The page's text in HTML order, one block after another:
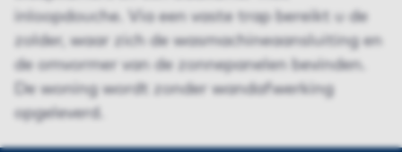
inloopdouche. Via een vaste trap bereikt u de
zolder, waar zich de wasmachineaansluiting en
de omvormer van de zonnepanelen bevinden.
De woning wordt zonder wandafwerking
opgeleverd.